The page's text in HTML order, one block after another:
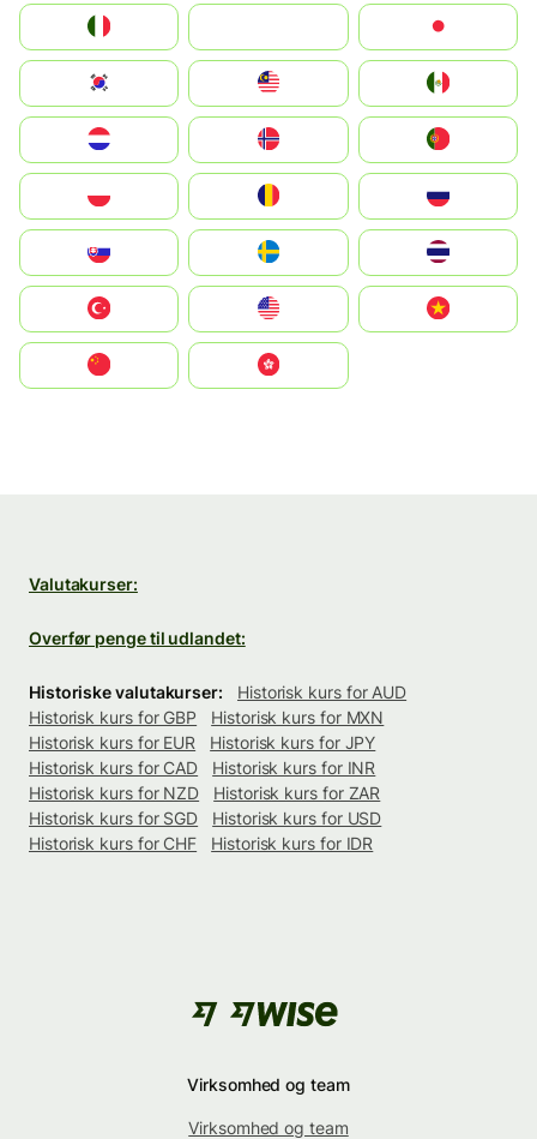
South Korea
United States
中國香港特別行政區
Valutakurser:
Overfør penge til udlandet:
Historiske valutakurser:
Historisk kurs for AUD
Historisk kurs for GBP
Historisk kurs for MXN
Historisk kurs for EUR
Historisk kurs for JPY
Historisk kurs for CAD
Historisk kurs for INR
Historisk kurs for NZD
Historisk kurs for ZAR
Historisk kurs for SGD
Historisk kurs for USD
Historisk kurs for CHF
Historisk kurs for IDR
Virksomhed og team
Virksomhed og team